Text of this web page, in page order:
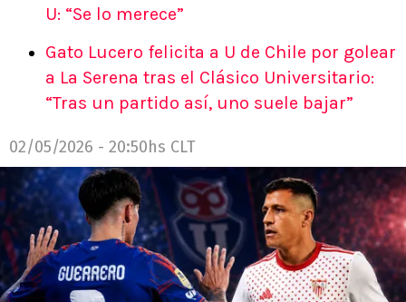
U: “Se lo merece”
Gato Lucero felicita a U de Chile por golear
a La Serena tras el Clásico Universitario:
“Tras un partido así, uno suele bajar”
02/05/2026 - 20:50hs CLT